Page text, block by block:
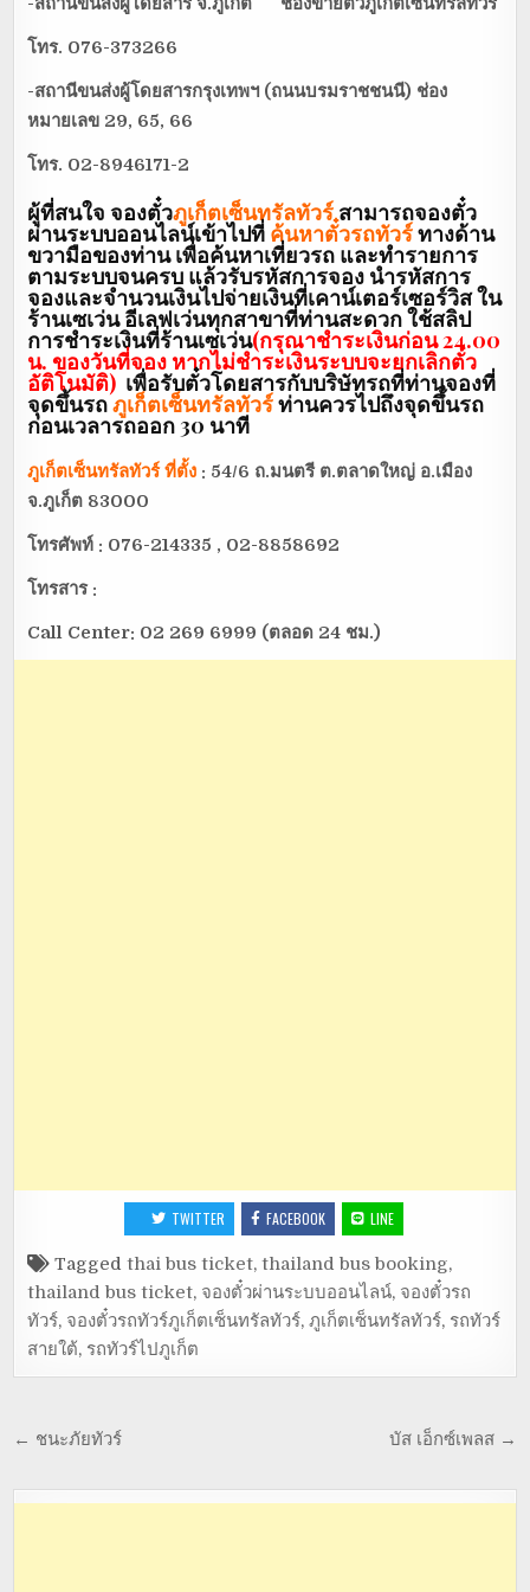
โทร. 076-373266
-สถานีขนส่งผู้โดยสารกรุงเทพฯ (ถนนบรมราชชนนี) ช่อง
หมายเลข 29, 65, 66
โทร. 02-8946171-2
ผู้ที่สนใจ จองตั๋วภูเก็ตเซ็นทรัลทัวร์สามารถจองตั๋ว
ผ่านระบบออนไลน์เข้าไปที่ ค้นหาตั๋วรถทัวร์ทางด้าน
ขวามือของท่าน เพื่อค้นหาเที่ยวรถ และทำรายการ
ตามระบบจนครบ แล้วรับรหัสการจอง นำรหัสการ
จองและจำนวนเงินไปจ่ายเงินที่เคาน์เตอร์เซอร์วิส ใน
ร้านเซเว่น อีเลฟเว่นทุกสาขาที่ท่านสะดวก ใช้สลิป
การชำระเงินที่ร้านเซเว่น(กรุณาชำระเงินก่อน 24.00
น. ของวันที่จอง หากไม่ชำระเงินระบบจะยกเลิกตั๋ว
อัติโนมัติ) เพื่อรับตั๋วโดยสารกับบริษัทรถที่ท่านจองที่
จุดขึ้นรถภูเก็ตเซ็นทรัลทัวร์ท่านควรไปถึงจุดขึ้นรถ
ก่อนเวลารถออก 30 นาที
ภูเก็ตเซ็นทรัลทัวร์ที่ตั้ง : 54/6 ถ.มนตรี ต.ตลาดใหญ่ อ.เมือง
จ.ภูเก็ต 83000
โทรศัพท์ : 076-214335 , 02-8858692
โทรสาร :
Call Center: 02 269 6999 (ตลอด 24 ชม.)
TWITTER FACEBOOK LINE
Taggedthai bus ticket,thailand bus booking,
thailand bus ticket, จองตั๋วผ่านระบบออนไลน์, จองตั๋วรถ
ทัวร์, จองตั๋วรถทัวร์ภูเก็ตเซ็นทรัลทัวร์,ภูเก็ตเซ็นทรัลทัวร์, รถทัวร์
สายใต้, รถทัวร์ไปภูเก็ต
บัส เอ็กซ์เพลส →
← ชนะภัยทัวร์